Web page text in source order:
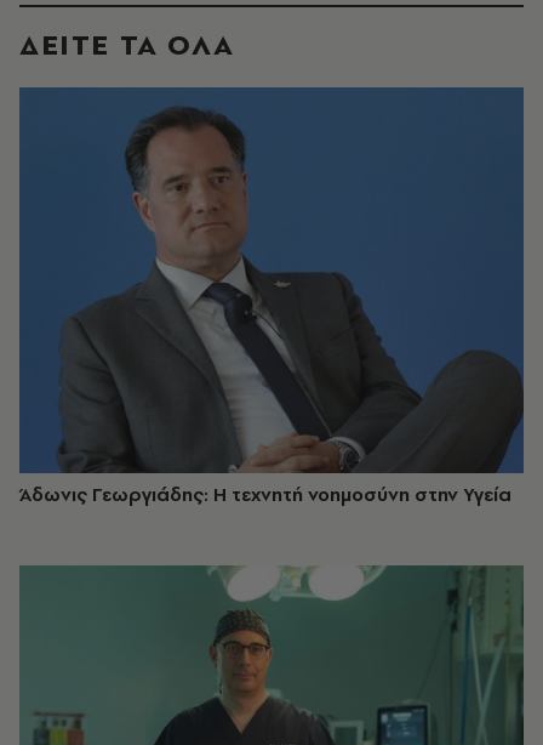
ΔΕΙΤΕ ΤΑ ΟΛΑ
Άδωνις Γεωργιάδης: Η τεχνητή νοημοσύνη στην Υγεία